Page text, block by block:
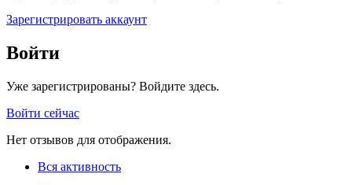
Зарегистрировать аккаунт
Войти
Уже зарегистрированы? Войдите здесь.
Войти сейчас
Нет отзывов для отображения.
Вся активность